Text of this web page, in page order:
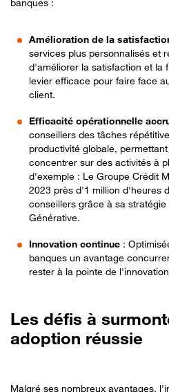
banques :
Amélioration de la
services plus personnalisés et
d'améliorer la satisfaction et la
levier efficace pour faire face
client.
Efficacité opérationnelle
conseillers des tâches
productivité globale,
concentrer sur des activités à
d'exemple : Le Groupe Crédit
2023 près d'1 million d'heures
conseillers grâce à sa
Générative.
Innovation continue :
banques un avantage
rester à la pointe de
Les défis à
adoption réussie
Malgré ses nombreux avantages,